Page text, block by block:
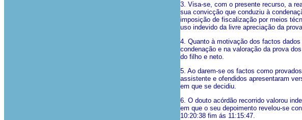
3. Visa-se, com o presente recurso, a
sua convicção que conduziu à
imposição de fiscalização por meios
uso indevido da livre apreciação da
4. Quanto à motivação dos factos
condenação e na valoração da prova
do filho e neto.
5. Ao darem-se os factos como
assistente e ofendidos apresentaram
em que se decidiu.
6. O douto acórdão recorrido valorou
em que o seu depoimento revelou-se
10:20:38 fim ás 11:15:47.